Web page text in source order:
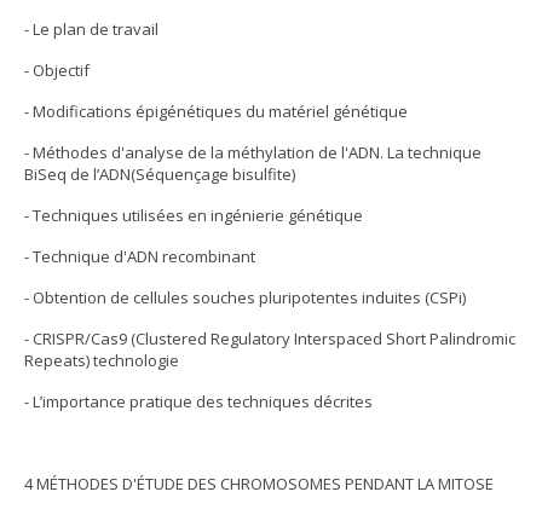
- Le plan de travail
- Objectif
- Modifications épigénétiques du matériel génétique
- Méthodes d'analyse de la méthylation de l'ADN. La technique
BiSeq de l’ADN(Séquençage bisulfite)
- Techniques utilisées en ingénierie génétique
- Technique d'ADN recombinant
- Obtention de cellules souches pluripotentes induites (CSPi)
- CRISPR/Cas9 (Clustered Regulatory Interspaced Short Palindromic
Repeats) technologie
- L’importance pratique des techniques décrites
4 MÉTHODES D'ÉTUDE DES CHROMOSOMES PENDANT LA MITOSE